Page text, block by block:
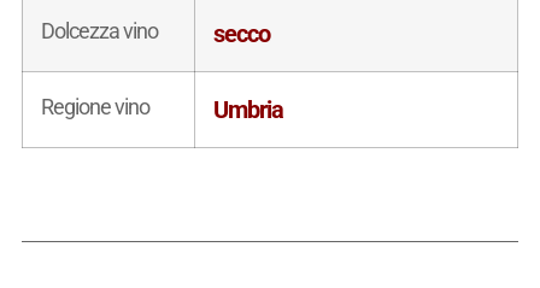
Dolcezza vino secco
Regione vino Umbria